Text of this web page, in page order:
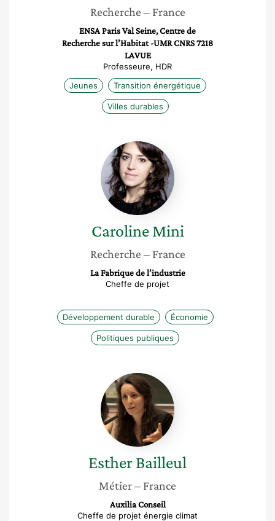
Recherche – France
ENSA Paris Val Seine, Centre de
Recherche sur l’Habitat -UMR CNRS 7218
LAVUE
Professeure, HDR
Jeunes
Transition énergétique
Villes durables
Caroline
Mini
Caroline Mini
Recherche – France
La Fabrique de l’industrie
Cheffe de projet
Développement durable Économie
Politiques publiques
Esther
Bailleul
EstherBailleul
Métier– France
Auxilia Conseil
Cheffe de projet énergie climat